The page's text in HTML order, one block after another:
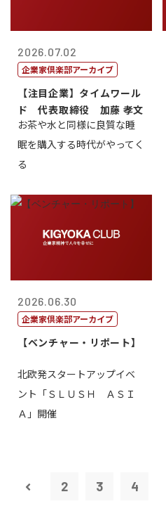
2026.07.02
企業家倶楽部アーカイブ
【注目企業】タイムワール
ド 代表取締役 加藤 孝文
お茶や水と同様に良質な睡
眠を購入する時代がやってく
る
2026.06.30
企業家倶楽部アーカイブ
【ベンチャー・リポート】
北欧発スタートアップイベ
ント「ＳＬＵＳＨ ＡＳＩ
Ａ」開催
2 3 4